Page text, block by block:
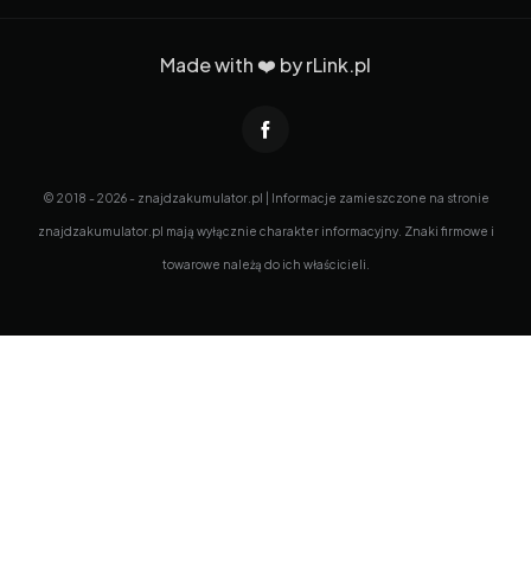
Made with ❤️ byrLink.pl
© 2018 - 2026 - znajdzakumulator.pl | Informacje zamieszczone na stronie
znajdzakumulator.pl mają wyłącznie charakter informacyjny. Znaki firmowe i
towarowe należą do ich właścicieli.